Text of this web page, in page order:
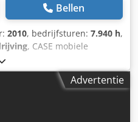
Bellen
2010, bedrijfsturen: 7.940 h,
, CASE mobiele
graafmachine)
Motorfabrikant: Case
7940 uur
kg Transportlengte: 8,19
2,89 m
Advertentie